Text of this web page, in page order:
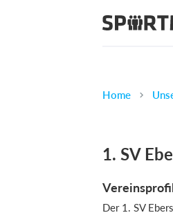
Home
1. SV
Der 1. SV